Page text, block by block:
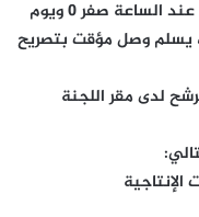
الفترة ما بين يوم الأربعاء 29 مارس 2023 عند الساعة صفر 0 ويوم
منتصف الليل، يسلم وصل مؤقت بتصريح
لدى مقر اللجنة
الإنتاجية